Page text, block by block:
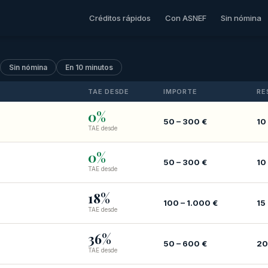
Créditos rápidos Con ASNEF Sin nómina
Sin nómina En 10 minutos
TAE DESDE IMPORTE
0%
TAE desde
50 – 300 €
0%
TAE desde
50 – 300 €
18%
TAE desde
100 – 1.000 €
36%
TAE desde
50 – 600 €